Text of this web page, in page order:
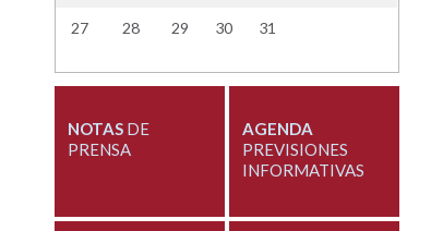
27 28 29 30 31
NOTASDE
PRENSA
AGENDA
PREVISIONES
INFORMATIVAS